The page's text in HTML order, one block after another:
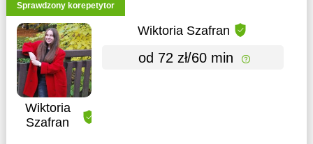
Sprawdzony korepetytor
Wiktoria
Szafran
Wiktoria Szafran
od 72 zł/60 min